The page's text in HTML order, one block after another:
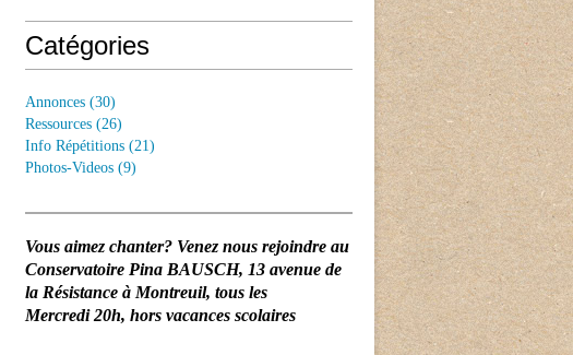
Catégories
Annonces (30)
Ressources (26)
Info Répétitions (21)
Photos-Videos (9)
Vous aimez chanter? Venez nous rejoindre au
Conservatoire Pina BAUSCH, 13 avenue de
la Résistance à Montreuil, tous les
Mercredi 20h, hors vacances scolaires